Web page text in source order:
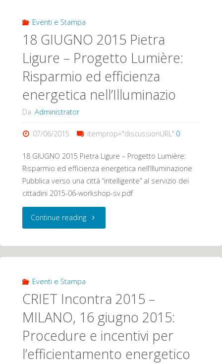
urbana
intelligente"
Eventi e Stampa
18 GIUGNO 2015 Pietra
Ligure – Progetto Lumière:
Risparmio ed efficienza
energetica nell’Illuminazio
Da Administrator
07/06/2015 itemprop="discussionURL" 0
18 GIUGNO 2015 Pietra Ligure – Progetto Lumière:
Risparmio ed efficienza energetica nell’Illuminazione
Pubblica verso una città “intelligente” al servizio dei
cittadini 2015-06-workshop-sv.pdf
Continue reading"18
2015
Ligure
–
Eventi e Stampa
CRIET Incontra 2015 –
MILANO, 16 giugno 2015:
Procedure e incentivi per
l’efficientamento energetico